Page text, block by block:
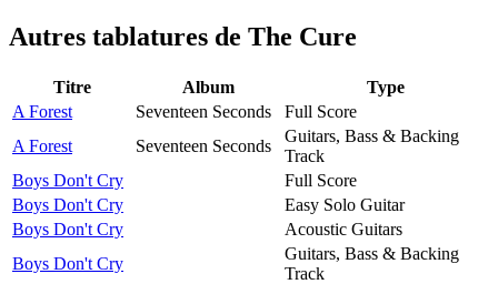
Autres tablatures de The Cure
Titre Album
Type
A Forest
Seventeen Seconds
Full Score
A Forest
Seventeen Seconds
Guitars, Bass & Backing
Track
Boys Don't Cry
Full Score
Boys Don't Cry
Easy Solo Guitar
Boys Don't Cry
Acoustic Guitars
Boys Don't Cry
Guitars, Bass & Backing
Track